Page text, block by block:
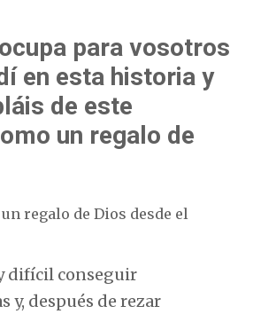
para vosotros
en esta historia y
de este
un regalo de
regalo de Dios desde el
difícil conseguir
y, después de rezar